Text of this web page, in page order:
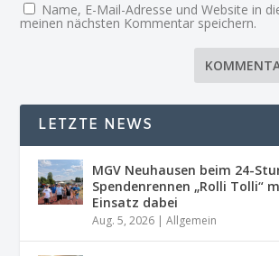
Name, E-Mail-Adresse und Website in
meinen nächsten Kommentar speichern.
LETZTE NEWS
MGV Neuhausen beim 24-
Spendenrennen „Rolli Tolli“
Einsatz dabei
Aug. 5, 2026 |Allgemein